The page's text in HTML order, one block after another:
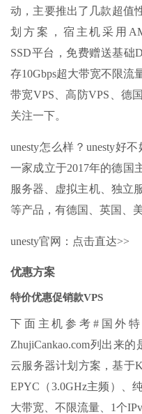
动，主要推出了几款超值
划方案，宿主机采用
SSD平台，免费赠送基础
存10Gbps超大带宽不限流
带宽VPS、高防VPS、德
关注一下。
unesty怎么样？unesty好
一家成立于2017年的德国
服务器、虚拟主机、独立
等产品，有德国、英国、
unesty官网：点击直达>>
优惠方案
特价优惠促销款VPS
下面主机参考#国外
ZhujiCankao.com列出来
云服务器计划方案，基于
EPYC（3.0GHz主频）、
大带宽、不限流量、1个